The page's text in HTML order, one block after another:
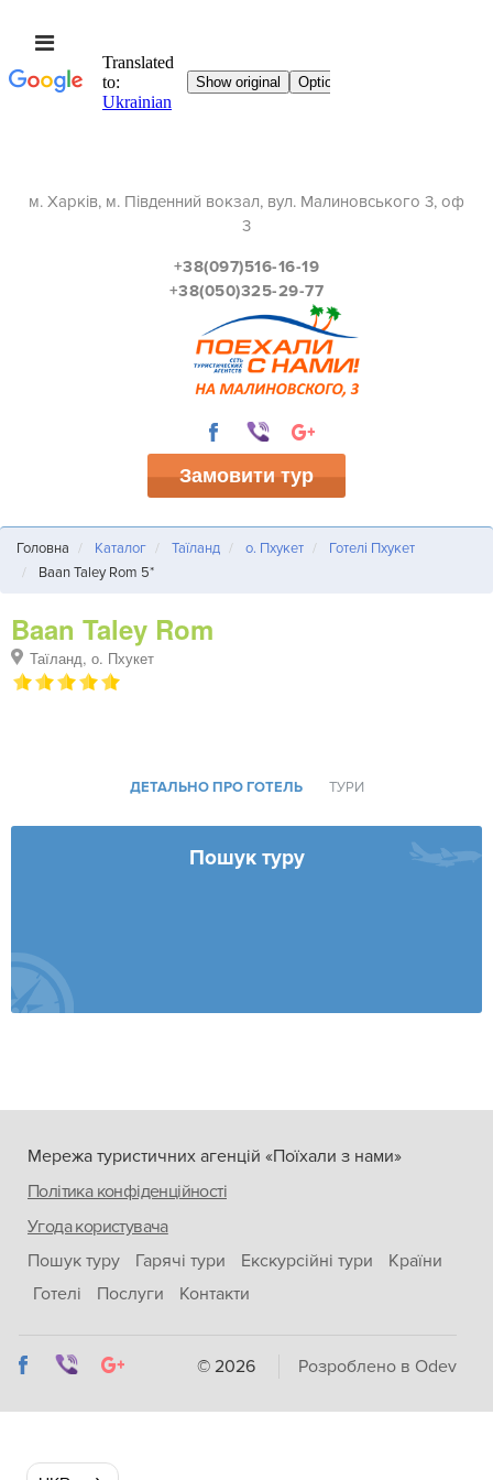
м. Харків, м. Південний вокзал, вул. Малиновського 3, оф
3
+38(097)516-16-19
+38(050)325-29-77
Замовити тур
Головна Каталог Таїланд о. Пхукет
Готелі Пхукет
Baan Taley Rom 5*
Baan Taley Rom
Таїланд, о. Пхукет
ДЕТАЛЬНО ПРО ГОТЕЛЬ ТУРИ
Пошук туру
Мережа туристичних агенцій «Поїхали з нами»
Політика конфіденційності
Угода користувача
Пошук туру
Гарячі тури Екскурсійні тури
Країни
Готелі
Послуги Контакти
© 2026 Розроблено в Odev